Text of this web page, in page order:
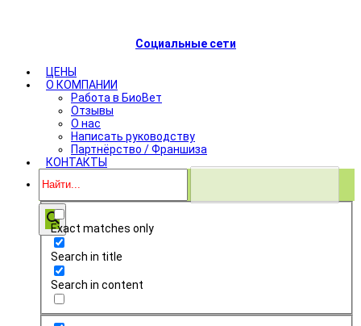
Социальные сети
ЦЕНЫ
О КОМПАНИИ
Работа в БиоВет
Отзывы
О нас
Написать руководству
Партнёрство / Франшиза
КОНТАКТЫ
Exact matches only
Search in title
Search in content